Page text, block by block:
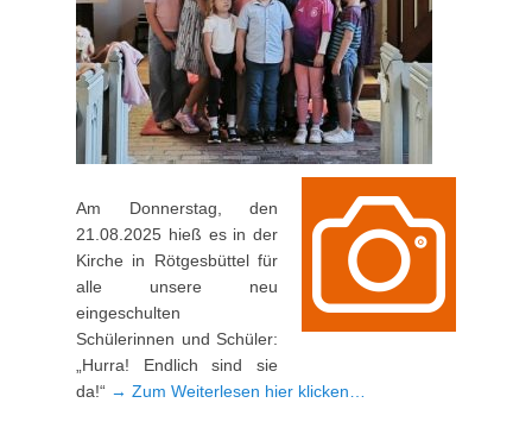
Am Donnerstag, den
21.08.2025 hieß es in der
Kirche in Rötgesbüttel für
alle unsere neu
eingeschulten
Schülerinnen und Schüler:
„Hurra! Endlich sind sie
da!“ → Zum Weiterlesen hier klicken…